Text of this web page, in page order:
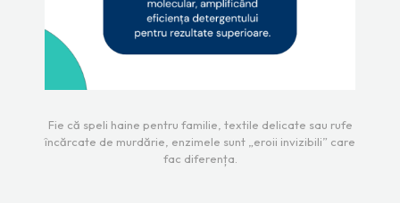
Fie că speli haine pentru familie, textile delicate sau rufe
încărcate de murdărie, enzimele sunt „eroii invizibili” care
fac diferența.